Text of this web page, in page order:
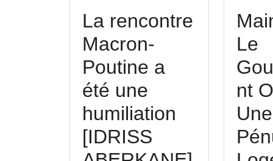
La rencontre
Macron-
Poutine a
été une
humiliation
[IDRISS
Le
nt